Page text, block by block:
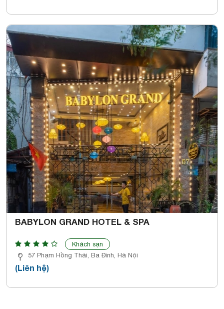
BABYLON GRAND HOTEL & SPA
Khách sạn
57 Phạm Hồng Thái, Ba Đình, Hà Nội
(Liên hệ)